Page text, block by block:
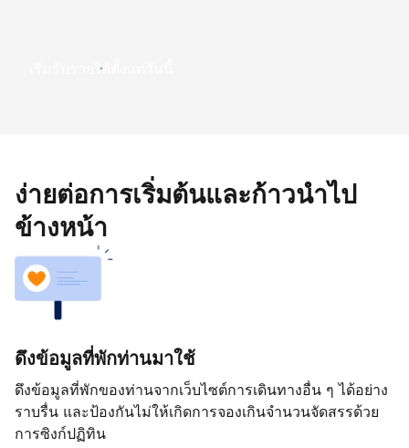
เริ่มรับรายได้ตั้งแต่วันนี้
ง่ายต่อการเริ่มต้นและก้าวนำไป
ข้างหน้า
ดึงข้อมูลที่พักท่านมาใช้
ดึงข้อมูลที่พักของท่านจากเว็บไซต์การเดินทางอื่น ๆ ได้อย่าง
ราบรื่น และป้องกันไม่ให้เกิดการจองเกินจำนวนจัดสรรด้วย
การซิงก์ปฏิทิน